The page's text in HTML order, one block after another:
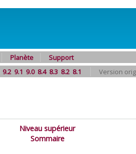
Planète
Support
9.2 9.1 9.0 8.4 8.3 8.2 8.1 Version
Niveau supérieur
Sommaire